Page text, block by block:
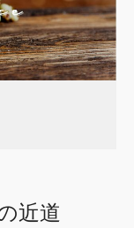
近道